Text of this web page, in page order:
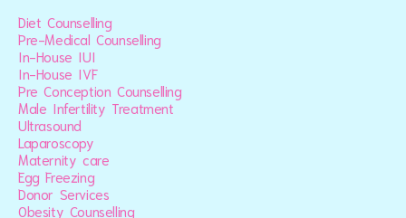
Diet Counselling
Pre-Medical Counselling
In-House IUI
In-House IVF
Pre Conception Counselling
Male Infertility Treatment
Ultrasound
Laparoscopy
Maternity care
Egg Freezing
Donor Services
Obesity Counselling